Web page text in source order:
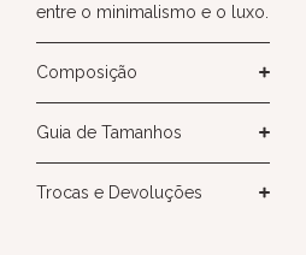
entre o minimalismo e o luxo.
Composição
Guia de Tamanhos
Trocas e Devoluções